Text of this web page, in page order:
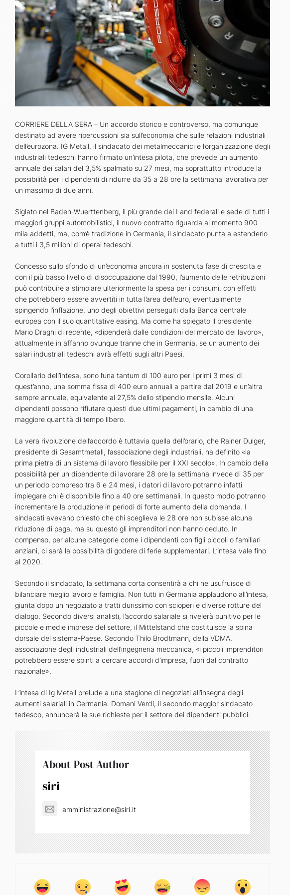
CORRIERE DELLA SERA – Un accordo storico e controverso, ma comunque
destinato ad avere ripercussioni sia sull’economia che sulle relazioni industriali
dell’eurozona. IG Metall, il sindacato dei metalmeccanici e l’organizzazione degli
industriali tedeschi hanno firmato un’intesa pilota, che prevede un aumento
annuale dei salari del 3,5% spalmato su 27 mesi, ma soprattutto introduce la
possibilità per i dipendenti di ridurre da 35 a 28 ore la settimana lavorativa per
un massimo di due anni.
Siglato nel Baden-Wuerttenberg, il più grande dei Land federali e sede di tutti i
maggiori gruppi automobilistici, il nuovo contratto riguarda al momento 900
mila addetti, ma, com’è tradizione in Germania, il sindacato punta a estenderlo
a tutti i 3,5 milioni di operai tedeschi.
Concesso sullo sfondo di un’economia ancora in sostenuta fase di crescita e
con il più basso livello di disoccupazione dal 1990, l’aumento delle retribuzioni
può contribuire a stimolare ulteriormente la spesa per i consumi, con effetti
che potrebbero essere avvertiti in tutta l’area dell’euro, eventualmente
spingendo l’inflazione, uno degli obiettivi perseguiti dalla Banca centrale
europea con il suo quantitative easing. Ma come ha spiegato il presidente
Mario Draghi di recente, «dipenderà dalle condizioni del mercato del lavoro»,
attualmente in affanno ovunque tranne che in Germania, se un aumento dei
salari industriali tedeschi avrà effetti sugli altri Paesi.
Corollario dell’intesa, sono l’una tantum di 100 euro per i primi 3 mesi di
quest’anno, una somma fissa di 400 euro annuali a partire dal 2019 e un’altra
sempre annuale, equivalente al 27,5% dello stipendio mensile. Alcuni
dipendenti possono rifiutare questi due ultimi pagamenti, in cambio di una
maggiore quantità di tempo libero.
La vera rivoluzione dell’accordo è tuttavia quella dell’orario, che Rainer Dulger,
presidente di Gesamtmetall, l’associazione degli industriali, ha definito «la
prima pietra di un sistema di lavoro flessibile per il XXI secolo». In cambio della
possibilità per un dipendente di lavorare 28 ore la settimana invece di 35 per
un periodo compreso tra 6 e 24 mesi, i datori di lavoro potranno infatti
impiegare chi è disponibile fino a 40 ore settimanali. In questo modo potranno
incrementare la produzione in periodi di forte aumento della domanda. I
sindacati avevano chiesto che chi sceglieva le 28 ore non subisse alcuna
riduzione di paga, ma su questo gli imprenditori non hanno ceduto. In
compenso, per alcune categorie come i dipendenti con figli piccoli o familiari
anziani, ci sarà la possibilità di godere di ferie supplementari. L’intesa vale fino
al 2020.
Secondo il sindacato, la settimana corta consentirà a chi ne usufruisce di
bilanciare meglio lavoro e famiglia. Non tutti in Germania applaudono all’intesa,
giunta dopo un negoziato a tratti durissimo con scioperi e diverse rotture del
dialogo. Secondo diversi analisti, l’accordo salariale si rivelerà punitivo per le
piccole e medie imprese del settore, il Mittelstand che costituisce la spina
dorsale del sistema-Paese. Secondo Thilo Brodtmann, della VDMA,
associazione degli industriali dell’ingegneria meccanica, «i piccoli imprenditori
potrebbero essere spinti a cercare accordi d’impresa, fuori dal contratto
nazionale».
L’intesa di Ig Metall prelude a una stagione di negoziati all’insegna degli
aumenti salariali in Germania. Domani Verdi, il secondo maggior sindacato
tedesco, annuncerà le sue richieste per il settore dei dipendenti pubblici.
About Post Author
siri
amministrazione@siri.it